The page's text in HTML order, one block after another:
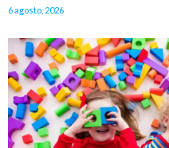
6 agosto, 2026